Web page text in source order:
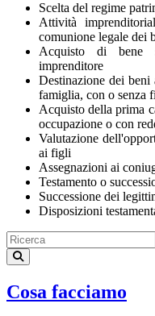
Scelta del regime
Attività
comunione legale dei
Acquisto di bene
imprenditore
Destinazione dei beni
famiglia, con o senza
Acquisto della prima
occupazione o con
Valutazione
ai figli
Assegnazioni ai
Testamento o
Successione dei
Disposizioni
Cosa facciamo